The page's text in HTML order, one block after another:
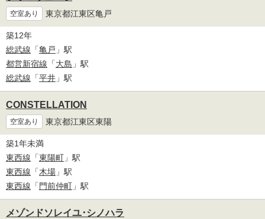
空室あり 東京都江東区亀戸
築12年
総武線 「亀戸 」駅
都営新宿線 「大島 」駅
総武線 「平井 」駅
CONSTELLATION
空室あり 東京都江東区東陽
築1年未満
東西線 「東陽町 」駅
東西線 「木場 」駅
東西線 「 門前仲町 」駅
メゾンドソレイユ･シノハラ